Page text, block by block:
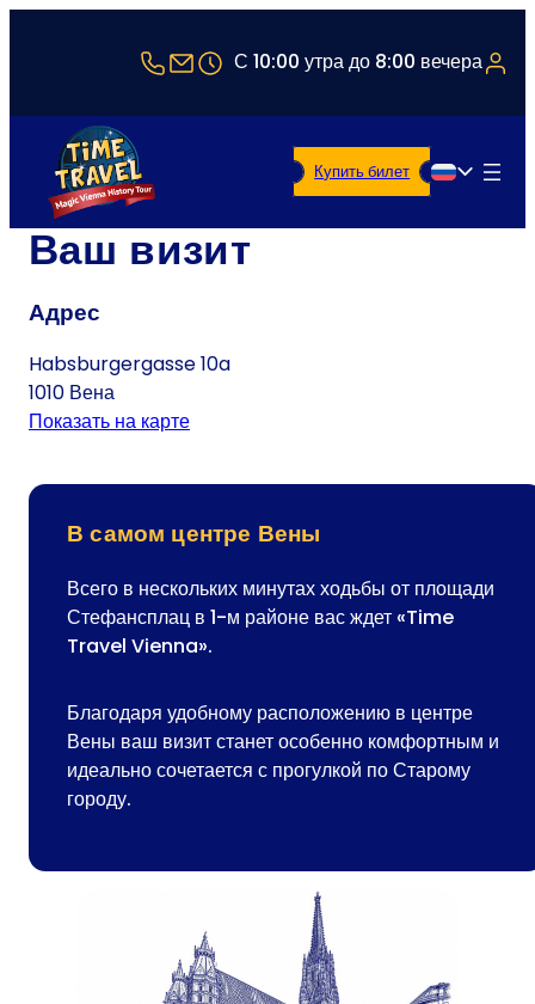
+43 1 5321514
office@timetravel-vienna.at
С 10:00 утра до 8:00 вечера
Русский
Купить билет
Ваш визит
Адрес
Habsburgergasse 10a
1010 Вена
Показать на карте
В самом центре Вены
Всего в нескольких минутах ходьбы от площади
Стефансплац в 1-м районе вас ждет «Time
Travel Vienna».
Благодаря удобному расположению в центре
Вены ваш визит станет особенно комфортным и
идеально сочетается с прогулкой по Старому
городу.